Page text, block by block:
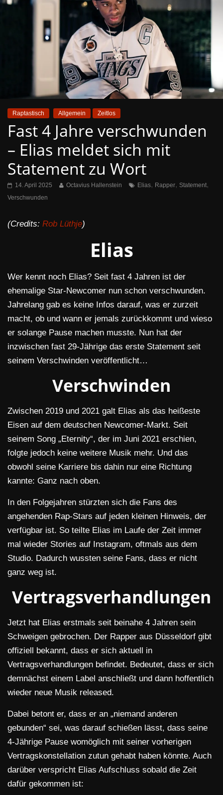
Raptastisch Allgemein Zeitlos
Fast 4 Jahre verschwunden
– Elias meldet sich mit
Statement zu Wort
14. April 2025 Octavius Hallenstein Elias, Rapper, Statement,
Verschwunden
(Credits: Rob Lüthje)
Elias
Wer kennt noch Elias? Seit fast 4 Jahren ist der
ehemalige Star-Newcomer nun schon verschwunden.
Jahrelang gab es keine Infos darauf, was er zurzeit
macht, ob und wann er jemals zurückkommt und wieso
er solange Pause machen musste. Nun hat der
inzwischen fast 29-Jährige das erste Statement seit
seinem Verschwinden veröffentlicht…
Verschwinden
Zwischen 2019 und 2021 galt Elias als das heißeste
Eisen auf dem deutschen Newcomer-Markt. Seit
seinem Song „Eternity“, der im Juni 2021 erschien,
folgte jedoch keine weitere Musik mehr. Und das
obwohl seine Karriere bis dahin nur eine Richtung
kannte: Ganz nach oben.
In den Folgejahren stürzten sich die Fans des
angehenden Rap-Stars auf jeden kleinen Hinweis, der
verfügbar ist. So teilte Elias im Laufe der Zeit immer
mal wieder Stories auf Instagram, oftmals aus dem
Studio. Dadurch wussten seine Fans, dass er nicht
ganz weg ist.
Vertragsverhandlungen
Jetzt hat Elias erstmals seit beinahe 4 Jahren sein
Schweigen gebrochen. Der Rapper aus Düsseldorf gibt
offiziell bekannt, dass er sich aktuell in
Vertragsverhandlungen befindet. Bedeutet, dass er sich
demnächst einem Label anschließt und dann hoffentlich
wieder neue Musik released.
Dabei betont er, dass er an „niemand anderen
gebunden“ sei, was darauf schießen lässt, dass seine
4-Jährige Pause womöglich mit seiner vorherigen
Vertragskonstellation zutun gehabt haben könnte. Auch
darüber verspricht Elias Aufschluss sobald die Zeit
dafür gekommen ist: